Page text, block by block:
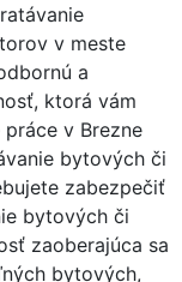
v meste
a
ktorá vám
v Brezne
bytových či
zabezpečiť
bytových či
zaoberajúca sa
bytových,